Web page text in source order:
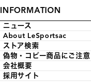
INFORMATION
ニュース
About LeSportsac
ストア検索
偽物・コピー商品にご注
会社概要
採用サイト